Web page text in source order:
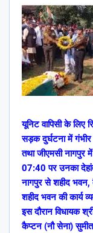
यूनिट वापिसी के
सड़क दुर्घटना में
तथा जीएमसी नागपुर
07:40 पर उनका
नागपुर से शहीद भवन,
शहीद भवन की कार्य
इस दौरान विधायक
कैप्टन (नौ सेना)